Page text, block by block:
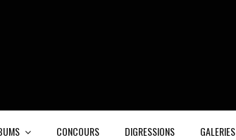
CONCOURS DIGRESSIONS GALERIES